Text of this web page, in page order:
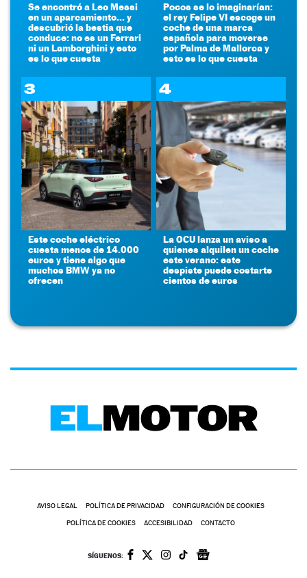
Se encontró a Leo Messi
en un aparcamiento... y
descubrió la bestia que
conduce: no es un Ferrari
ni un Lamborghini y esto
es lo que cuesta
Pocos se lo imaginarían:
el rey Felipe VI escoge un
coche de una marca
española para moverse
por Palma de Mallorca y
esto es lo que cuesta
3
Este coche eléctrico
cuesta menos de 14.000
euros y tiene algo que
muchos BMW ya no
ofrecen
4
La OCU lanza un aviso a
quienes alquilen un coche
este verano: este
despiste puede costarte
cientos de euros
AVISO LEGAL POLÍTICA DE PRIVACIDAD CONFIGURACIÓN DE COOKIES
POLÍTICA DE COOKIES ACCESIBILIDAD CONTACTO
SÍGUENOS: